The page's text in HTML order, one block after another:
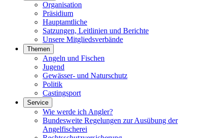
Organisation
Präsidium
Hauptamtliche
Satzungen, Leitlinien und Berichte
Unsere Mitgliedsverbände
Themen
Angeln und Fischen
Jugend
Gewässer- und Naturschutz
Politik
Castingsport
Service
Wie werde ich Angler?
Bundesweite Regelungen zur Ausübung der
Angelfischerei